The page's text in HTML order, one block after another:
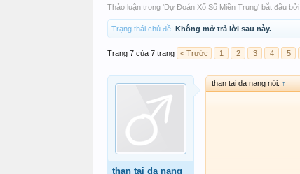
Thảo luận trong 'Dự Đoán Xổ Số Miền Trung' bắt đầu bởi
Trạng thái chủ đề: Không mở trả lời sau này.
Trang 7 của 7 trang < Trước 1 2 3 4 5
than tai da nang
than tai da nang nói: ↑